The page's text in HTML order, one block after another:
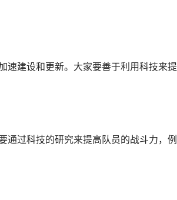
速建设和更新。大家要善于利用科技来
通过科技的研究来提高队员的战斗力，